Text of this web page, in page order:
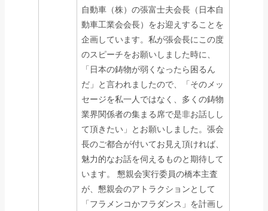
自動車（株）の張富士夫会長（日本自
動車工業会会長）をお迎えすることを
企画しています。私が張会長にこの度
のスピーチをお願いしました時に、
「日本の鋳物が弱くなったら困るん
だ」と言われましたので、「そのメッ
セージを私一人ではなく、多くの鋳物
業界関係者の集まる席で是非お話しし
て頂きたい」とお願いしました。張会
長のご都合が付いてお見え頂ければ、
魅力的なお話を伺えるものと期待して
います。 懇親会実行委員の橋本主査
が、懇親会のアトラクションとして
「フラメンコかフラダンス」を計画し